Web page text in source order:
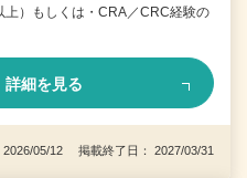
上）もしくは・CRA／CRC経験の
詳細を見る
2026/05/12 掲載終了日： 2027/03/31